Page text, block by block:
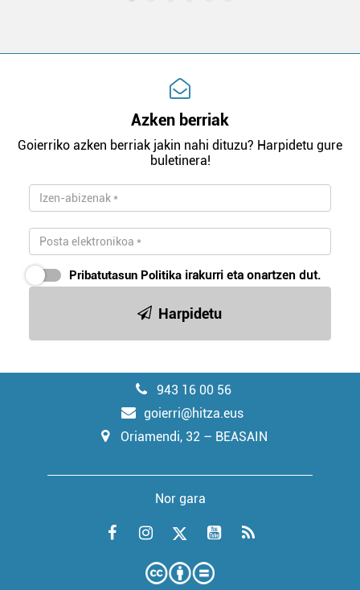
Azken berriak
Goierriko azken berriak jakin nahi dituzu? Harpidetu gure
buletinera!
Pribatutasun Politika irakurri eta onartzen dut.
Harpidetu
943 16 00 56
goierri@hitza.eus
Oriamendi, 32 – BEASAIN
Nor gara